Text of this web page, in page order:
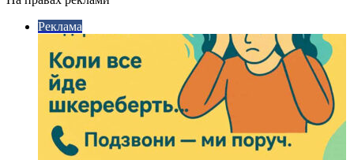
Реклама